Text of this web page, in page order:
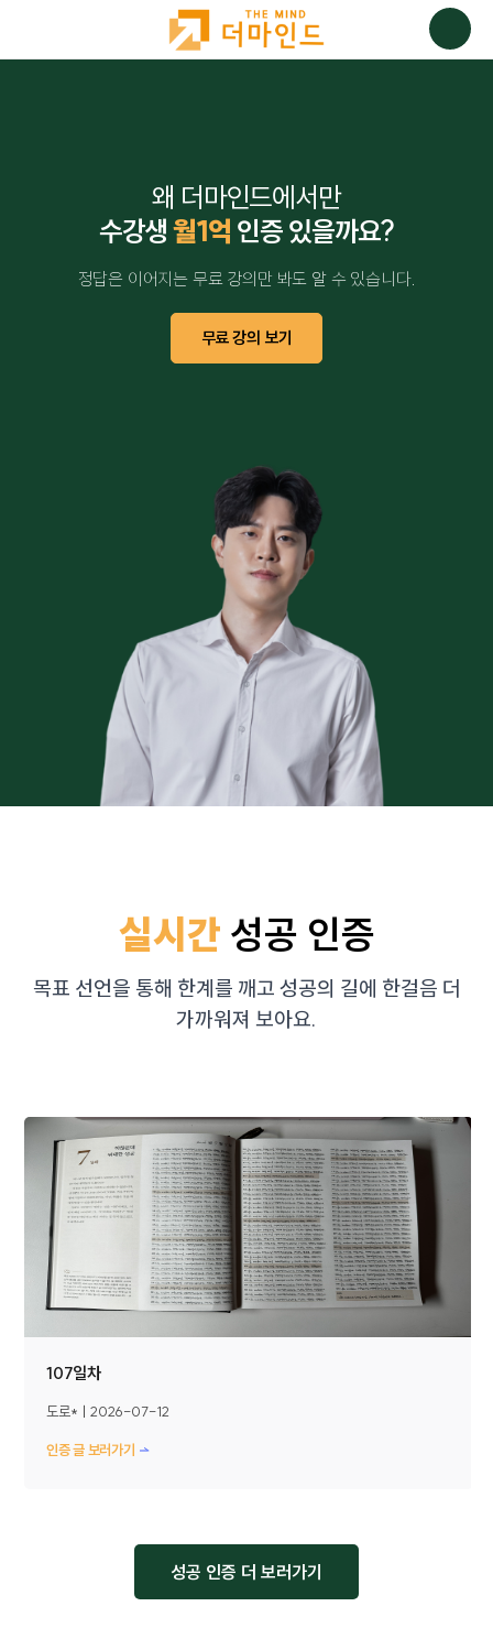
왜 더마인드에서만
수강생월1억 인증 있을까요?
정답은 이어지는 무료 강의만 봐도 알 수 있습니다.
무료 강의 보기
실시간 성공 인증
목표 선언을 통해 한계를 깨고 성공의 길에 한걸음 더
가까워져 보아요.
107일차
도로*ㅣ 2026-07-12
인증 글 보러가기
성공 인증 더 보러가기